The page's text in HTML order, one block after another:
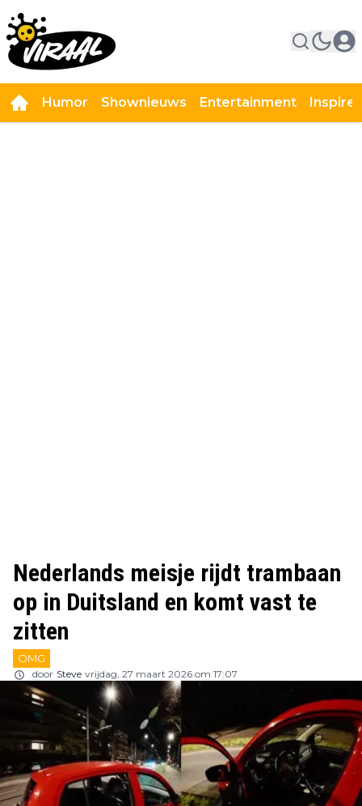
Humor Shownieuws Entertainment
Nederlands meisje rijdt trambaan
op in Duitsland en komt vast te
zitten
OMG
door Steve vrijdag, 27 maart 2026 om 17:07